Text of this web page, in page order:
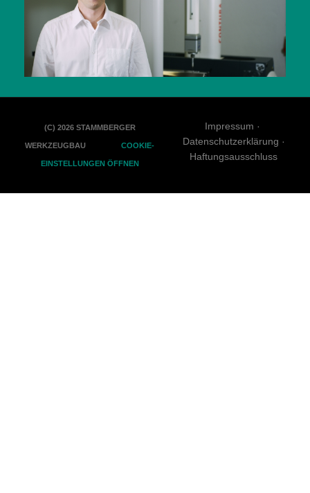
Impressum
Datenschutzerklärung
Haftungsausschluss
(C) 2026 STAMMBERGER
WERKZEUGBAU COOKIE-
EINSTELLUNGEN ÖFFNEN